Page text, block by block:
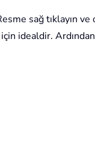
sağ tıklayın
idealdir. Ardından